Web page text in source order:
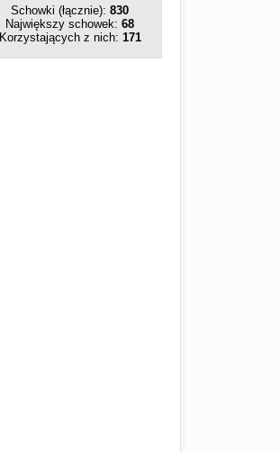
Schowki (łącznie): 830
Największy schowek: 68
Korzystających z nich: 171